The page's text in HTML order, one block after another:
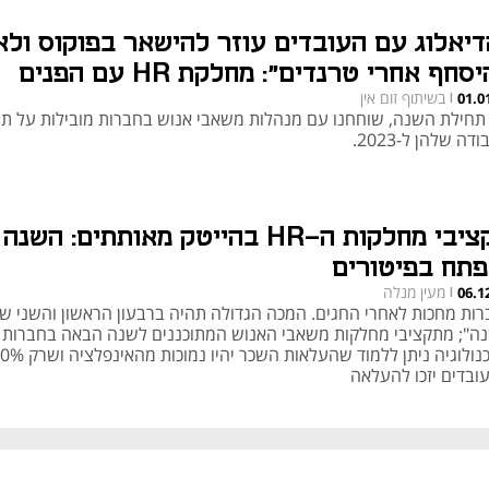
עם העובדים עוזר להישאר בפוקוס
להיסחף אחרי טרנדים": מחלקת HR עם הפנים
| בשיתוף זום אין
השנה, שוחחנו עם מנהלות משאבי אנוש בחברות מובילות על
שלהן ל-2023.
תקציבי מחלקות ה-HR בהייטק מאותתים: השנה
בפיטורים
| מעין מנלה
מחכות לאחרי החגים. המכה הגדולה תהיה ברבעון הראשון והשני
מתקציבי מחלקות משאבי האנוש המתוכננים לשנה הבאה בחברות
הטכנולוגיה ניתן ללמוד שהעלאות השכר יהיו
יזכו להעלאה